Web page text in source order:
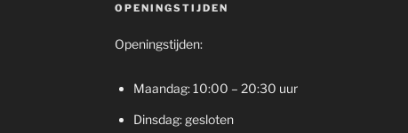
OPENINGSTIJDEN
Openingstijden:
Maandag: 10:00 – 20:30 uur
Dinsdag: gesloten